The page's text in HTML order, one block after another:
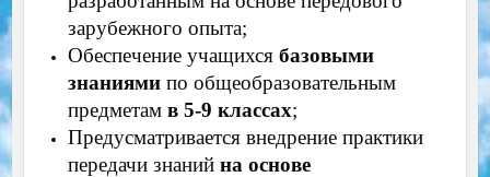
зарубежного опыта;
Обеспечение учащихся базовыми
знаниямипо общеобразовательным
предметам в 5-9 классах;
Предусматривается внедрение практики
передачи знаний на основе